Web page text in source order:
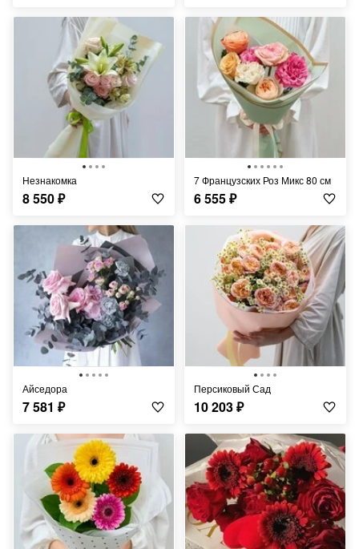
Незнакомка
8 550₽
7 Французских Роз Микс 80 см
6 555₽
Айседора
7 581 ₽
Персиковый Сад
10 203₽